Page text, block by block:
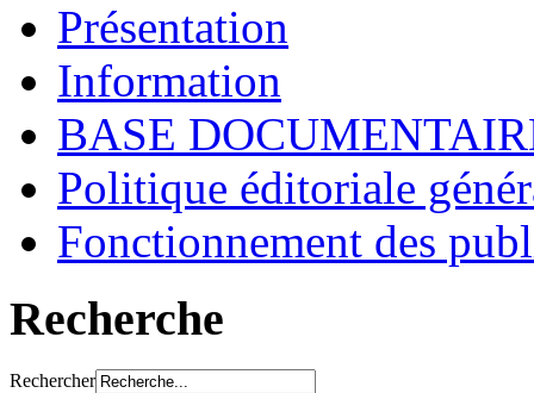
Présentation
Information
BASE
Politique éditoriale
Fonctionnement des
Recherche
Rechercher